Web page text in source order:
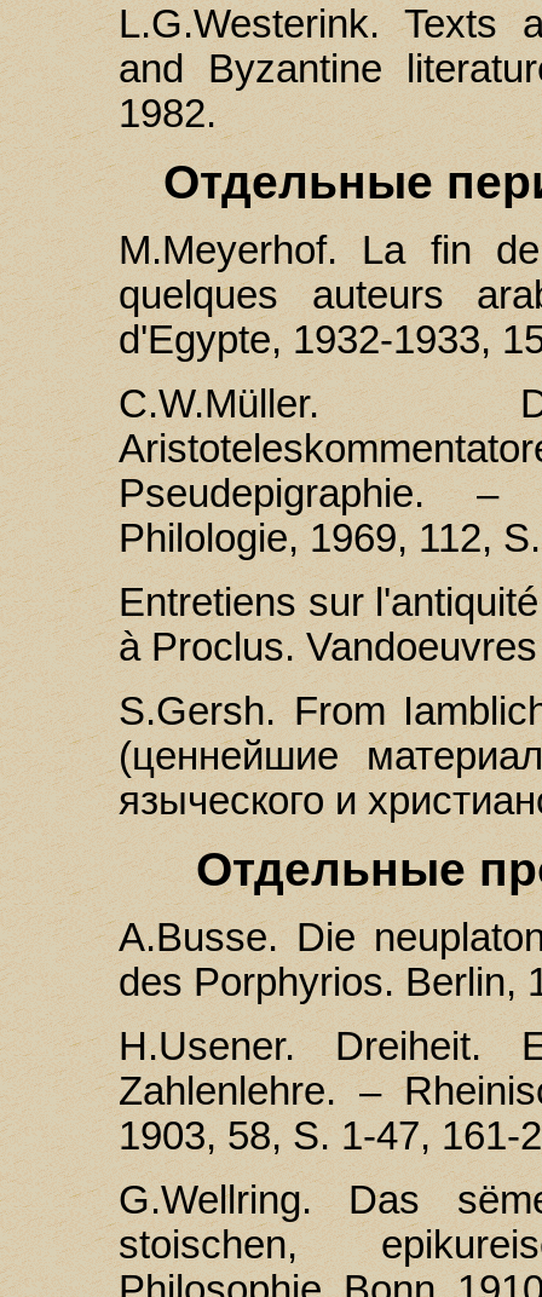
L.G.Westerink. Texts
and Byzantine
1982.
Отдельные
M.Meyerhоf. La fin
quelques auteurs
d'Egypte, 1932-1933,
С.W.Müller.
Pseudepigraphie.
Philologie, 1969, 112,
Entretiens sur
à Proclus.
S.Gersh. From
(ценнейшие
языческого и
Отдельные
А.Busse. Die
des Porphyrios. Berlin,
H.Usener. Dreiheit.
Zahlenlehre. –
1903, 58, S. 1-47, 161-
G.Wellring. Das
stoischen,